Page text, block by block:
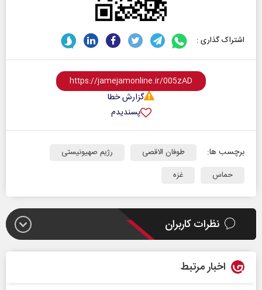
اشتراک گذاری :
گزارش خطا
پسندیدم
برچسب ها: طوفان الاقصی
رژیم صهیونیستی
حماس
غزه
نظرات کاربران
اخبار مرتبط